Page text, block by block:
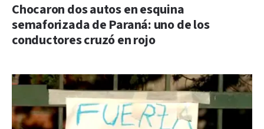
Chocaron dos autos en esquina
semaforizada de Paraná: uno de los
conductores cruzó en rojo